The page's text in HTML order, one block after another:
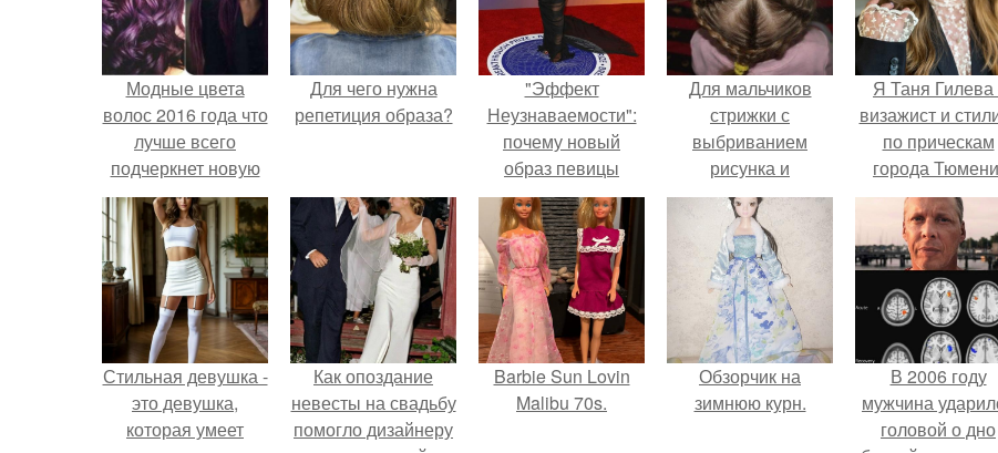
Модные цвета
волос 2016 года что
лучше всего
подчеркнет новую
модную стрижку?
Для чего нужна
репетиция образа?
"Эффект
Неузнаваемости":
почему новый
образ певицы
вызвал споры о
гранях
возможного?
Для мальчиков
стрижки с
выбриванием
рисунка и
классические,
модные и
креативные!
Я Таня Гилева
визажист и
по прическам
города
Стильная девушка -
это девушка,
которая умеет
Как опоздание
невесты на свадьбу
помогло дизайнеру
Barbie Sun Lovin
Malibu 70s.
Обзорчик на
зимнюю курн.
В 2006 году
мужчина
головой о дно